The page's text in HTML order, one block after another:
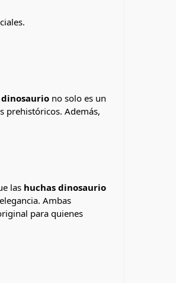
no solo es un
prehistóricos. Además,
las huchas dinosaurio
Ambas
para quienes